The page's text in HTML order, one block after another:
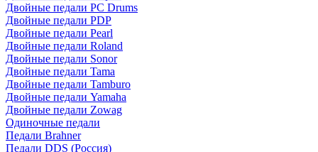
Двойные педали PC Drums
Двойные педали PDP
Двойные педали Pearl
Двойные педали Roland
Двойные педали Sonor
Двойные педали Tama
Двойные педали Tamburo
Двойные педали Yamaha
Двойные педали Zowag
Одиночные педали
Педали Brahner
Педали DDS (Россия)